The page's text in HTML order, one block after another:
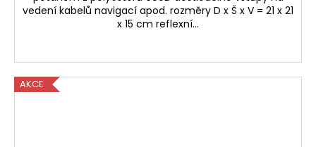
vedení kabelů navigací apod. rozměry D x Š x V = 21 x 21
x 15 cm reflexní...
AKCE